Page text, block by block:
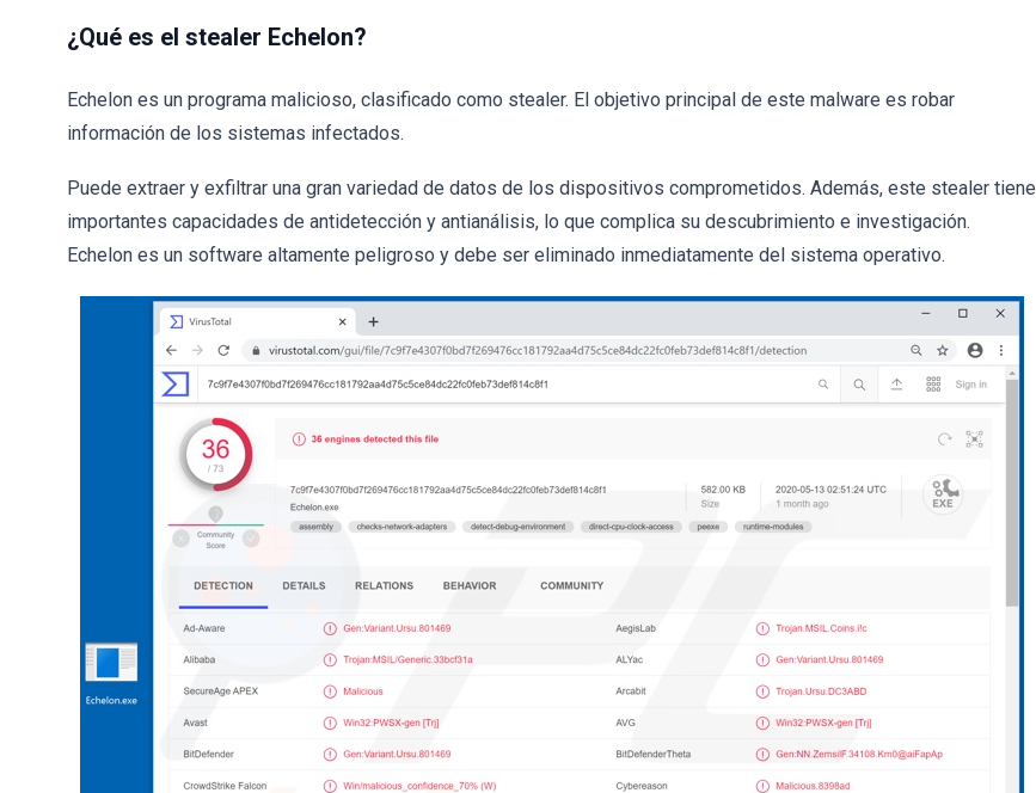
¿Qué es el stealer Echelon?
Echelon es un programa malicioso, clasificado como stealer. El objetivo principal de este malware es robar
información de los sistemas infectados.
Puede extraer y exfiltrar una gran variedad de datos de los dispositivos comprometidos. Además, este stealer tiene
importantes capacidades de antidetección y antianálisis, lo que complica su descubrimiento e investigación.
Echelon es un software altamente peligroso y debe ser eliminado inmediatamente del sistema operativo.